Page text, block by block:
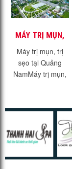
MÁY TRỊ MỤN,
TRỊ SẸO TẠI
QUẢNG NAM
Máy trị mụn, trị
sẹo tại Quảng
NamMáy trị mụn,
trị mụn, trị sẹo, trẻ
hóa da đang
thịnh...